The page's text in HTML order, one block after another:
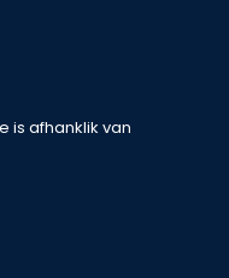
is afhanklik van